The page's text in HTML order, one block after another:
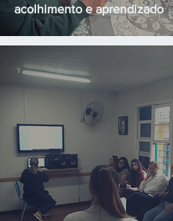
acolhimento e aprendizado